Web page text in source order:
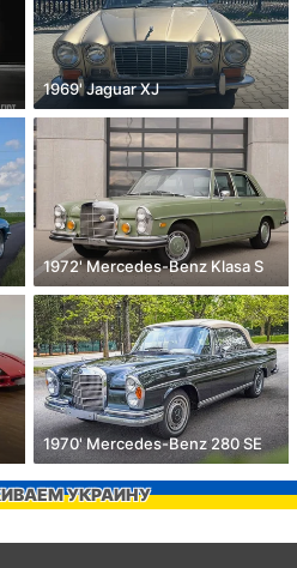
1969' Jaguar XJ
1972' Mercedes-Benz Klasa S
1970' Mercedes-Benz 280 SE
УКРАИНУ